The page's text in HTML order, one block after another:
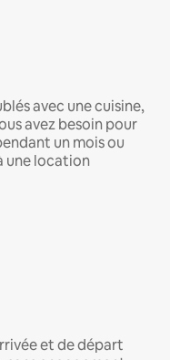
avec une cuisine,
avez besoin pour
un mois ou
une location
et de départ